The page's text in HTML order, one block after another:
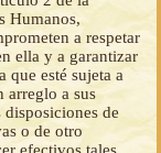
Humanos,
a respetar
ella y a garantizar
que esté sujeta a
arreglo a sus
de
o de otro